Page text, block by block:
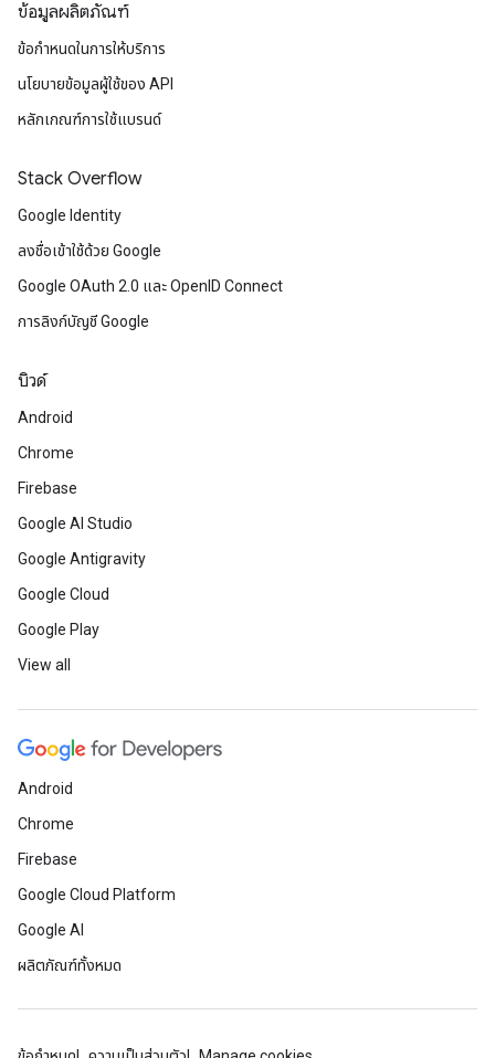
ข้อมูลผลิตภัณฑ์
ข้อกำหนดในการให้บริการ
นโยบายข้อมูลผู้ใช้ของ API
หลักเกณฑ์การใช้แบรนด์
Stack Overflow
Google Identity
ลงชื่อเข้าใช้ด้วย Google
Google OAuth 2.0 และ OpenID Connect
การลิงก์บัญชี Google
บิวด์
Android
Chrome
Firebase
Google AI Studio
Google Antigravity
Google Cloud
Google Play
View all
Android
Chrome
Firebase
Google Cloud Platform
Google AI
ผลิตภัณฑ์ทั้งหมด